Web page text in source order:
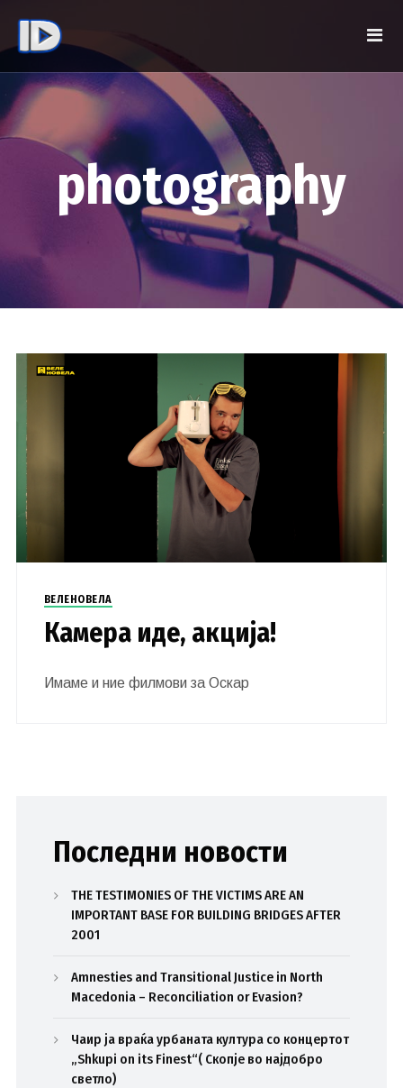
photography
ВЕЛЕНОВЕЛА
Камера иде, акција!
Имаме и ние филмови за Оскар
Последни новости
THE TESTIMONIES OF THE VICTIMS ARE AN
IMPORTANT BASE FOR BUILDING BRIDGES AFTER
2001
Amnesties and Transitional Justice in North
Macedonia – Reconciliation or Evasion?
Чаир ја враќа урбаната култура со концертот
„Shkupi on its Finest“( Скопје во најдобро
светло)